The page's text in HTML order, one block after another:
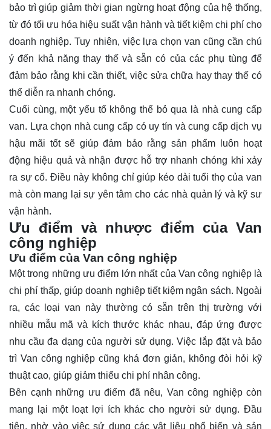
bảo trì giúp giảm thời gian ngừng hoạt động của hệ thống,
từ đó tối ưu hóa hiệu suất vận hành và tiết kiệm chi phí cho
doanh nghiệp. Tuy nhiên, việc lựa chọn van cũng cần chú
ý đến khả năng thay thế và sẵn có của các phụ tùng để
đảm bảo rằng khi cần thiết, việc sửa chữa hay thay thế có
thể diễn ra nhanh chóng.
Cuối cùng, một yếu tố không thể bỏ qua là nhà cung cấp
van. Lựa chọn nhà cung cấp có uy tín và cung cấp dịch vụ
hậu mãi tốt sẽ giúp đảm bảo rằng sản phẩm luôn hoạt
động hiệu quả và nhận được hỗ trợ nhanh chóng khi xảy
ra sự cố. Điều này không chỉ giúp kéo dài tuổi thọ của van
mà còn mang lại sự yên tâm cho các nhà quản lý và kỹ sư
vận hành.
Ưu điểm và nhược điểm của Van
công nghiệp
Ưu điểm của Van công nghiệp
Một trong những ưu điểm lớn nhất của Van công nghiệp là
chi phí thấp, giúp doanh nghiệp tiết kiệm ngân sách. Ngoài
ra, các loại van này thường có sẵn trên thị trường với
nhiều mẫu mã và kích thước khác nhau, đáp ứng được
nhu cầu đa dạng của người sử dụng. Việc lắp đặt và bảo
trì Van công nghiệp cũng khá đơn giản, không đòi hỏi kỹ
thuật cao, giúp giảm thiểu chi phí nhân công.
Bên cạnh những ưu điểm đã nêu, Van công nghiệp còn
mang lại một loạt lợi ích khác cho người sử dụng. Đầu
tiên, nhờ vào việc sử dụng các vật liệu phổ biến và sản